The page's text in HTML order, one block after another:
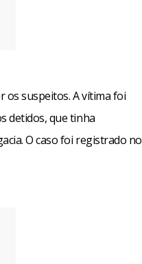
os suspeitos. A vítima foi
detidos, que tinha
O caso foi registrado no